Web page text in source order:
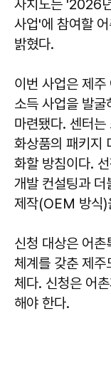
자치도는 '2026
사업'에 참여할
밝혔다.
이번 사업은 제주
소득 사업을 발
마련됐다. 센터
화상품의 패키지
화할 방침이다.
개발 컨설팅과
제작(OEM 방식)
신청 대상은 어
체계를 갖춘 제
체다. 신청은 어
해야 한다.